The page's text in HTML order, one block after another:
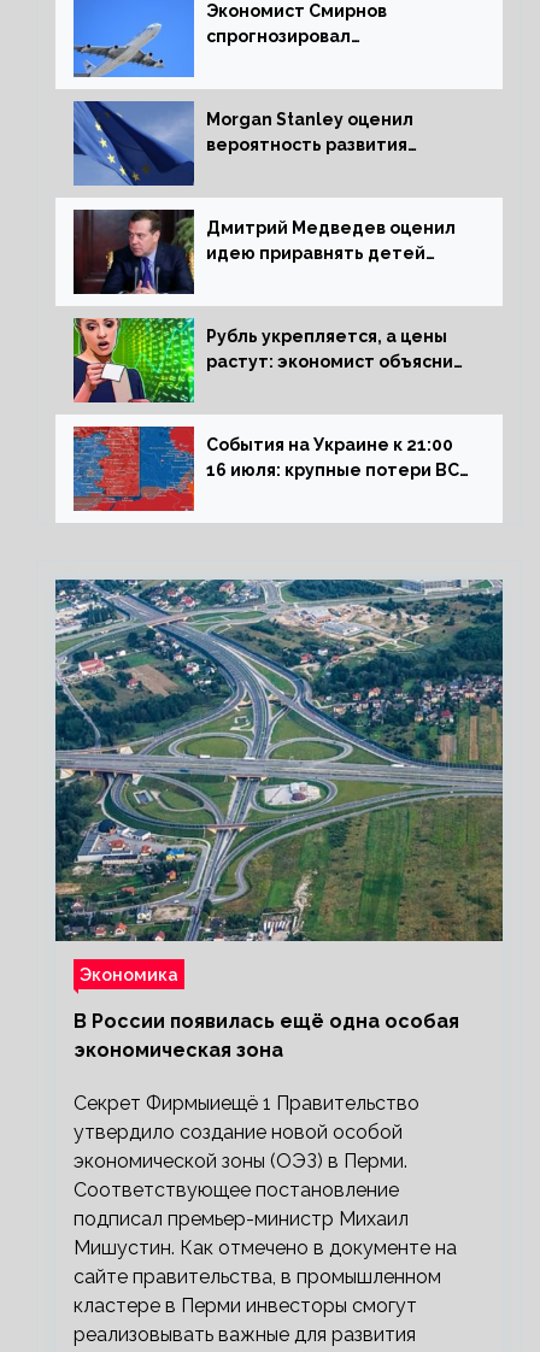
Экономист Смирнов
спрогнозировал
России
Morgan Stanley оценил
вероятность развития
Дмитрий Медведев оценил
идею приравнять детей
Рубль укрепляется, а цены
растут: экономист объяснил
на рынок РФ
События на Украине к 21:00
16 июля: крупные потери ВСУ
обстреливает Донбасс из
Экономика
В России появилась ещё одна особая
экономическая зона
Секрет Фирмыиещё 1 Правительство
утвердило создание новой особой
экономической зоны (ОЭЗ) в Перми.
Соответствующее постановление
подписал премьер-министр Михаил
Мишустин. Как отмечено в документе на
сайте правительства, в промышленном
кластере в Перми инвесторы смогут
реализовывать важные для развития